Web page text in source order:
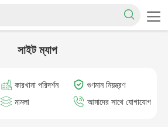
সাইট ম্যাপ
কারখানা পরিদর্শন
গুণমান নিয়ন্ত্রণ
মামলা আমাদের সাথে যোগাযোগ